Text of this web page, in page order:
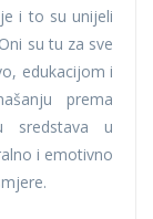
i to su unijeli
su tu za sve
edukacijom i
prema
sredstava u
i emotivno